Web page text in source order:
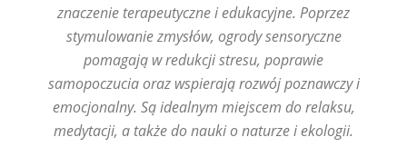
znaczenie terapeutyczne i edukacyjne. Poprzez
stymulowanie zmysłów, ogrody sensoryczne
pomagają w redukcji stresu, poprawie
samopoczucia oraz wspierają rozwój poznawczy i
emocjonalny. Są idealnym miejscem do relaksu,
medytacji, a także do nauki o naturze i ekologii.